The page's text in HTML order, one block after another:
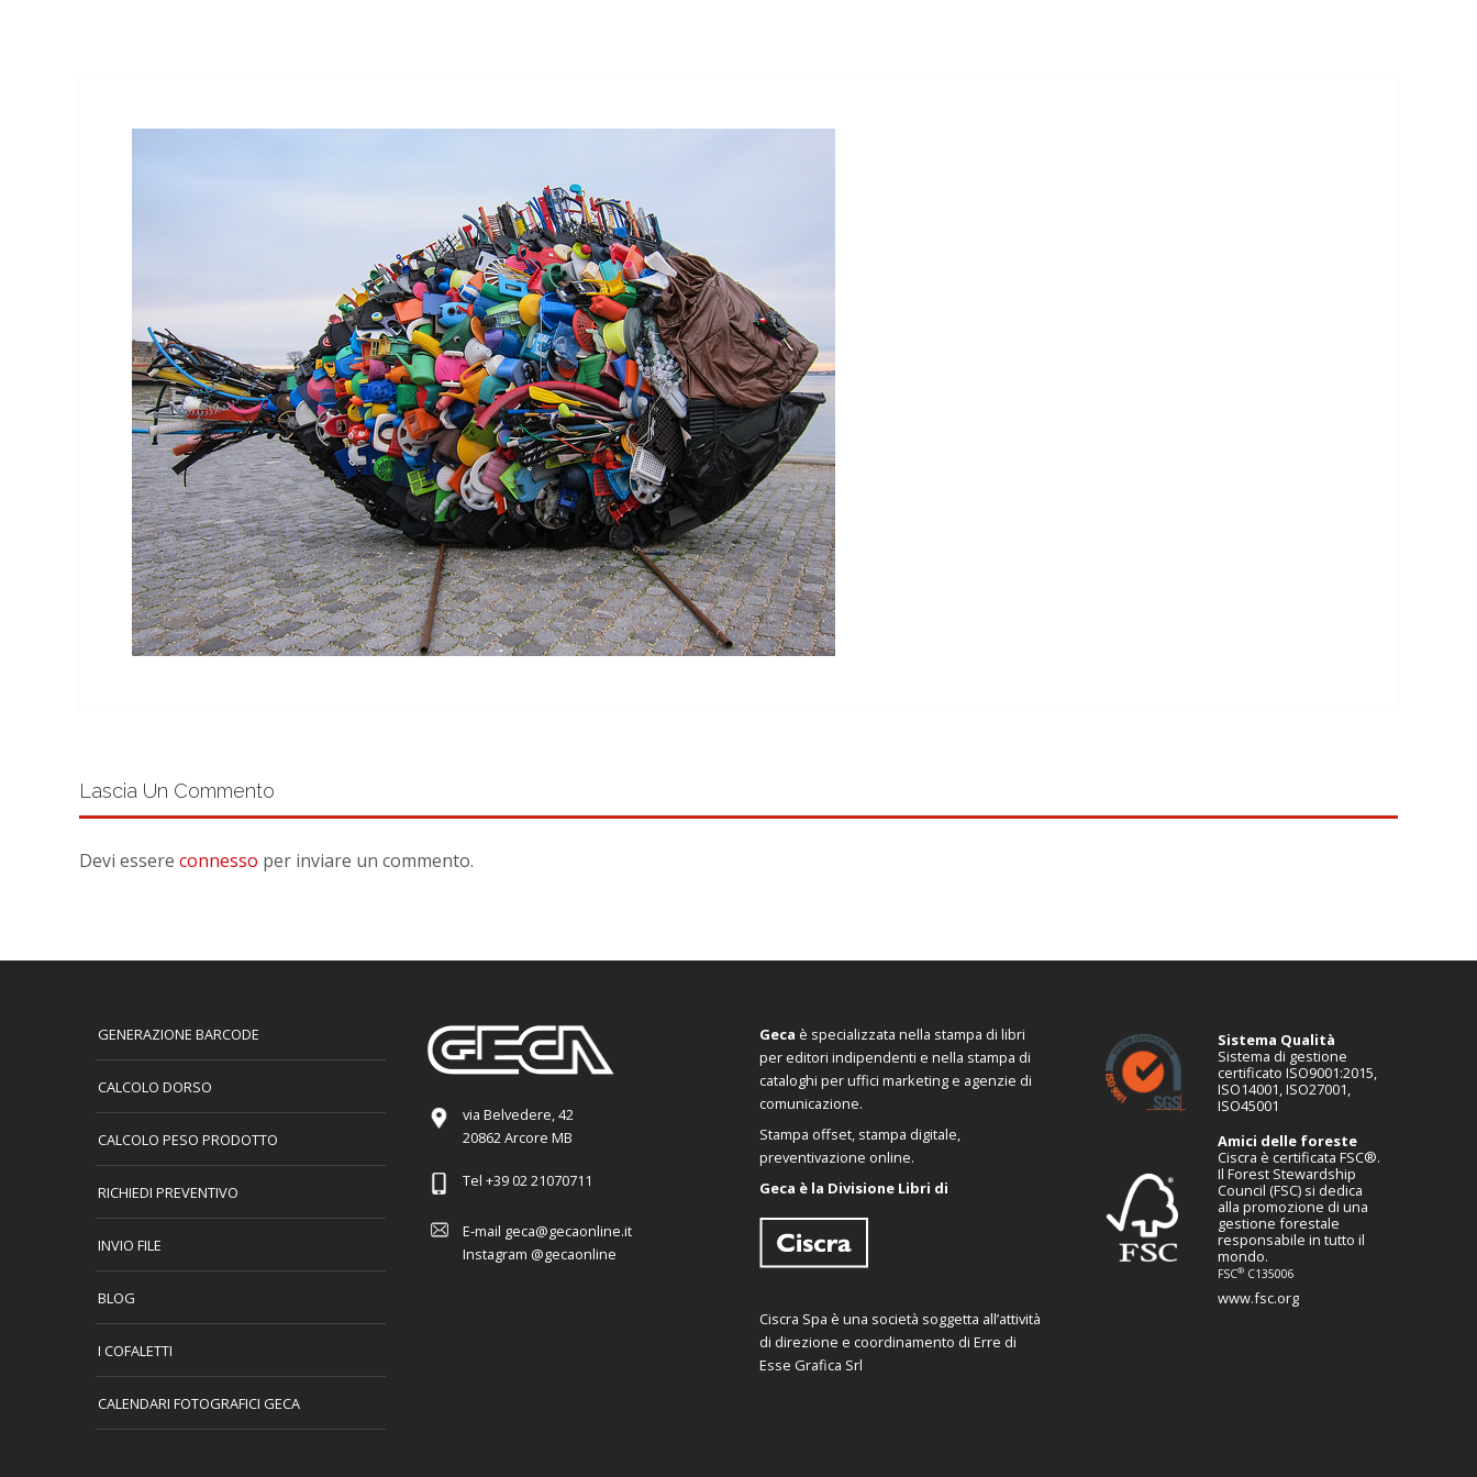
Lascia Un Commento
Devi essere connesso per inviare un commento.
GENERAZIONE BARCODE
CALCOLO DORSO
CALCOLO PESO PRODOTTO
RICHIEDI PREVENTIVO
INVIO FILE
BLOG
I COFALETTI
CALENDARI FOTOGRAFICI GECA
via Belvedere, 42
20862 Arcore MB
Tel +39 02 21070711
E-mail geca@gecaonline.it
Instagram @gecaonline
Geca è specializzata nella stampa di libri
per editori indipendenti e nella stampa di
cataloghi per uffici marketing e agenzie di
comunicazione.
Stampa offset, stampa digitale,
preventivazione online.
Geca è la Divisione Libri di
Ciscra Spa è una società soggetta all’attività
di direzione e coordinamento di Erre di
Esse Grafica Srl
Sistema Qualità
Sistema di gestione
certificato ISO9001:2015,
ISO14001, ISO27001,
ISO45001
Amici delle foreste
Ciscra è certificata FSC®.
Il Forest Stewardship
Council (FSC) si dedica
alla promozione di una
gestione forestale
responsabile in tutto il
mondo.
FSC®C135006
www.fsc.org